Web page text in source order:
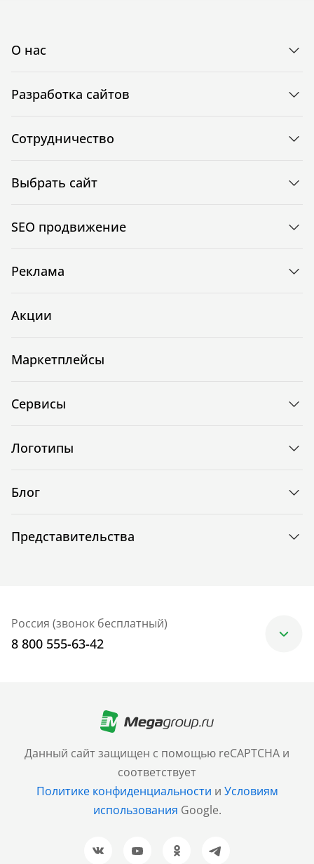
Данный сайт защищен с помощью reCAPTCHA и
соответствует
Политике конфиденциальности и Условиям
использования Google.
О нас
Разработка сайтов
Сотрудничество
Выбрать сайт
SEO продвижение
Реклама
Акции
Маркетплейсы
Сервисы
Логотипы
Блог
Представительства
Россия (звонок бесплатный)
8 800 555-63-42
+7 (499) 705-30-10
Санкт-Петербург
+7 (812) 600-77-33
Барнаул
+7 (961) 999-93-93
Новосибирск